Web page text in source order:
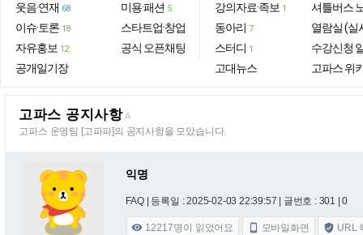
웃음·연재 68
이슈·토론 18
자유홍보 12
공개일기장
미용·패션 5
스타트업·창업
공식 오픈채팅
강의자료·족보 1
동아리 7
스터디 1
고대뉴스
셔틀버스
열람실 (실
수강신청
고파스 위
고파스 공지사항 A
고파스 운영팀 [고파파]의 공지사항을 모았습니다.
익명
FAQ | 등록일 : 2025-02-03 22:39:57 | 글번호 : 301 | 0
 12217명이 읽었어요  모바일화면  URL